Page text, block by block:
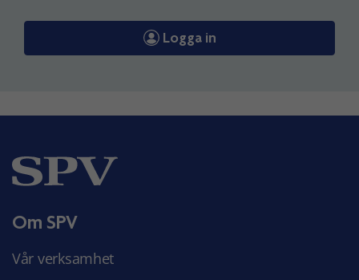
Logga in
Om SPV
Vår verksamhet